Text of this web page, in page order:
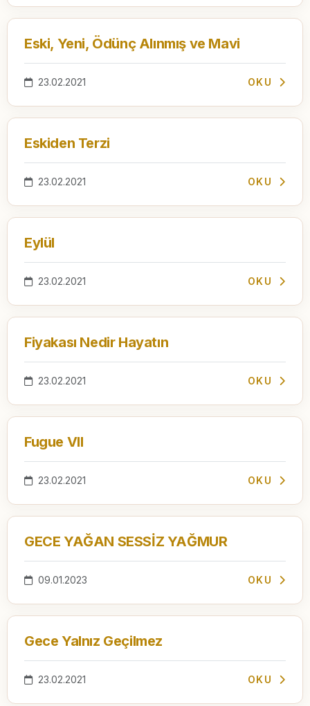
Eski, Yeni, Ödünç Alınmış ve Mavi
23.02.2021 OKU
Eskiden Terzi
23.02.2021 OKU
Eylül
23.02.2021 OKU
Fiyakası Nedir Hayatın
23.02.2021 OKU
Fugue VII
23.02.2021 OKU
GECE YAĞAN SESSİZ YAĞMUR
09.01.2023 OKU
Gece Yalnız Geçilmez
23.02.2021 OKU